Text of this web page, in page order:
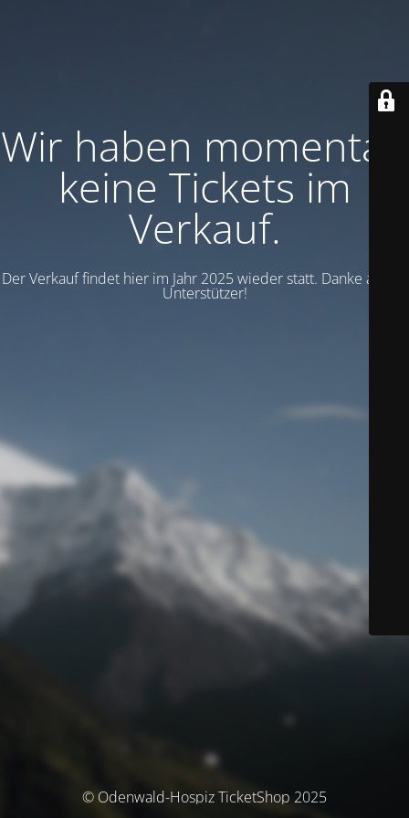
Wir haben momentan
keine Tickets im
Verkauf.
Der Verkauf findet hier im Jahr 2025 wieder statt. Danke an alle
Unterstützer!
© Odenwald-Hospiz TicketShop 2025